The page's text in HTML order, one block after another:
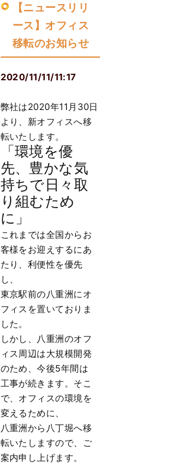
【ニュースリリ
ース】オフィス
移転のお知らせ
2020/11/11/11:17
弊社は2020年11月30日
より、新オフィスへ移
転いたします。
「環境を優
先、豊かな気
持ちで日々取
り組むため
に」
これまでは全国からお
客様をお迎えするにあ
たり、利便性を優先
し、
東京駅前の八重洲にオ
フィスを置いておりま
した。
しかし、八重洲のオフ
ィス周辺は大規模開発
のため、今後5年間は
工事が続きます。そこ
で、オフィスの環境を
変えるために、
八重洲から八丁堀へ移
転いたしますので、ご
案内申し上げます。